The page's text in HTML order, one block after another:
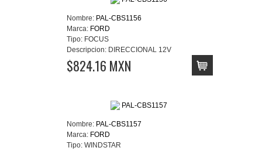
Nombre: PAL-CBS1156
Marca: FORD
Tipo: FOCUS
Descripcion: DIRECCIONAL 12V
$824.16 MXN
Nombre: PAL-CBS1157
Marca: FORD
Tipo: WINDSTAR